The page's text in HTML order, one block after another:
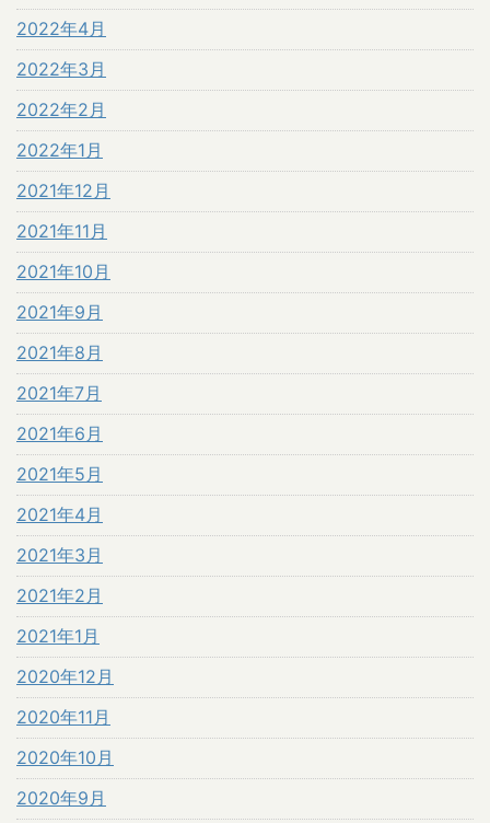
2022年4月
2022年3月
2022年2月
2022年1月
2021年12月
2021年11月
2021年10月
2021年9月
2021年8月
2021年7月
2021年6月
2021年5月
2021年4月
2021年3月
2021年2月
2021年1月
2020年12月
2020年11月
2020年10月
2020年9月